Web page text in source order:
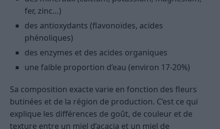
fer, zinc…)
des antioxydants (flavonoïdes, acides
phénoliques)
des enzymes et des acides organiques
une faible proportion d’eau (environ 17-20%)
Sa composition exacte varie en fonction des fleurs
butinées et de la région de production. C’est ce qui
explique les différences de goût, de couleur et de
texture entre un miel d’acacia et un miel de